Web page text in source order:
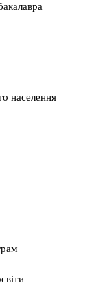
населення